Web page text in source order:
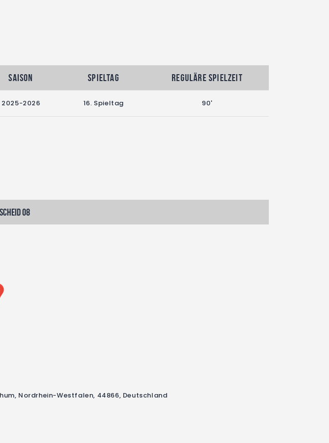
Saison Spieltag Reguläre Spielzeit
2025-2026 16. Spieltag 90'
08
Nordrhein-Westfalen, 44866, Deutschland